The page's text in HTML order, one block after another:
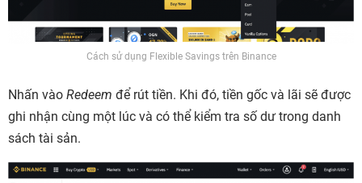
Cách sử dụng Flexible Savings trên Binance
Nhấn vào Redeem để rút tiền. Khi đó, tiền gốc và lãi sẽ được
ghi nhận cùng một lúc và có thể kiểm tra số dư trong danh
sách tài sản.